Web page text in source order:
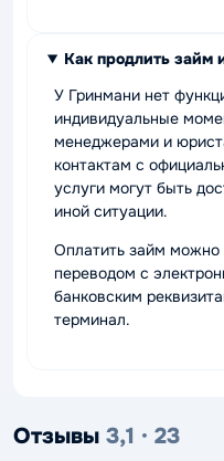
Как продлить займ
У Гринмани нет
индивидуальные
менеджерами и
контактам с
услуги могут быть
иной ситуации.
Оплатить займ можно
переводом с
банковским
терминал.
Отзывы 3,1 · 23